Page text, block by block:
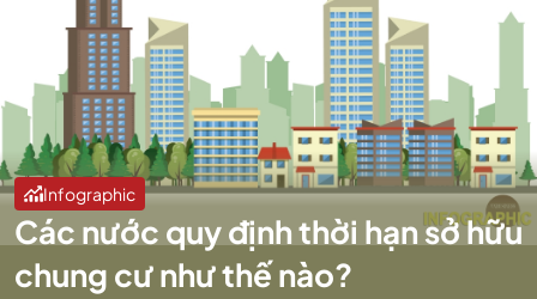
Infographic
Các nước quy định thời hạn sở hữu
chung cư như thế nào?